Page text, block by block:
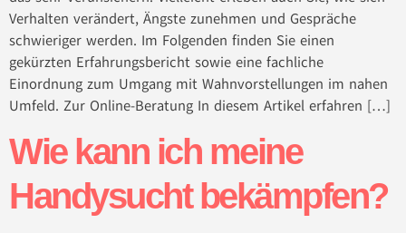
Verhalten verändert, Ängste zunehmen und Gespräche
schwieriger werden. Im Folgenden finden Sie einen
gekürzten Erfahrungsbericht sowie eine fachliche
Einordnung zum Umgang mit Wahnvorstellungen im nahen
Umfeld. Zur Online-Beratung In diesem Artikel erfahren […]
Wie kann ich meine
Handysucht bekämpfen?